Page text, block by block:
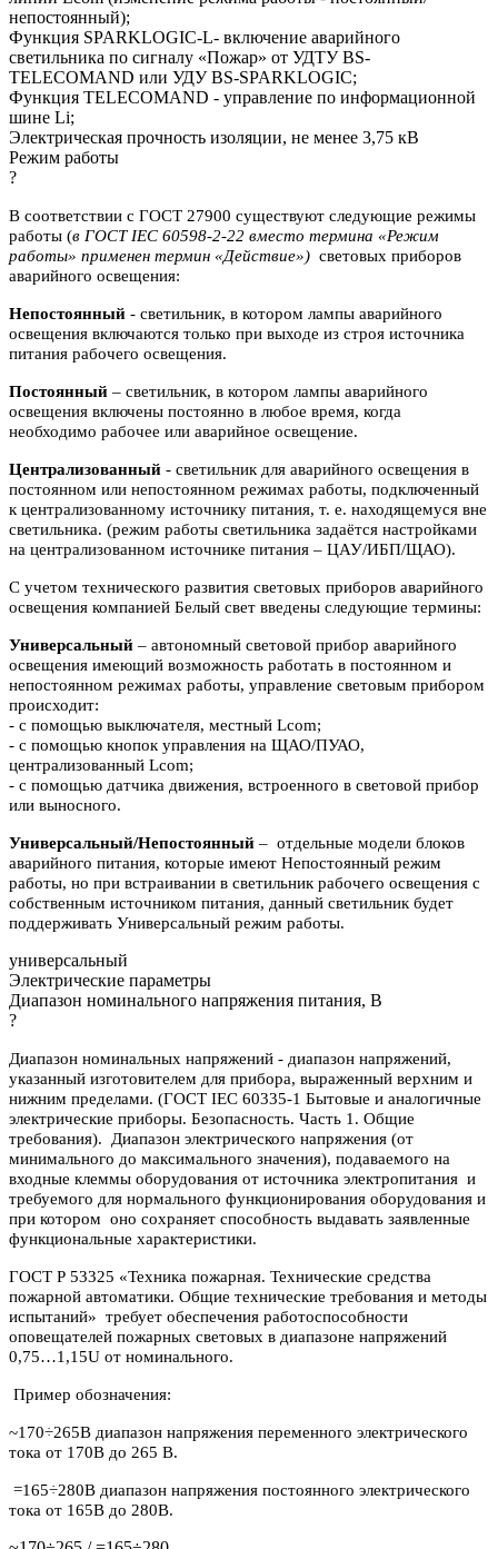
непостоянный);
Функция SPARKLOGIC-L- включение аварийного
светильника по сигналу «Пожар» от УДТУ BS-
TELECOMAND или УДУ BS-SPARKLOGIC;
Функция TELECOMAND - управление по информационной
шине Li;
Электрическая прочность изоляции, не менее 3,75 кВ
Режим работы
?
В соответствии с ГОСТ 27900 существуют следующие режимы
работы (в ГОСТ IEC 60598-2-22 вместо термина «Режим
работы» применен термин «Действие») световых приборов
аварийного освещения:
Непостоянный - светильник, в котором лампы аварийного
освещения включаются только при выходе из строя источника
питания рабочего освещения.
Постоянный – светильник, в котором лампы аварийного
освещения включены постоянно в любое время, когда
необходимо рабочее или аварийное освещение.
Централизованный - светильник для аварийного освещения в
постоянном или непостоянном режимах работы, подключенный
к централизованному источнику питания, т. е. находящемуся вне
светильника. (режим работы светильника задаётся настройками
на централизованном источнике питания – ЦАУ/ИБП/ЩАО).
С учетом технического развития световых приборов аварийного
освещения компанией Белый свет введены следующие термины:
Универсальный – автономный световой прибор аварийного
освещения имеющий возможность работать в постоянном и
непостоянном режимах работы, управление световым прибором
происходит:
- с помощью выключателя, местный Lcom;
- с помощью кнопок управления на ЩАО/ПУАО,
централизованный Lcom;
- с помощью датчика движения, встроенного в световой прибор
или выносного.
Универсальный/Непостоянный – отдельные модели блоков
аварийного питания, которые имеют Непостоянный режим
работы, но при встраивании в светильник рабочего освещения с
собственным источником питания, данный светильник будет
поддерживать Универсальный режим работы.
универсальный
Электрические параметры
Диапазон номинального напряжения питания, В
?
Диапазон номинальных напряжений - диапазон напряжений,
указанный изготовителем для прибора, выраженный верхним и
нижним пределами. (ГОСТ IEC 60335-1 Бытовые и аналогичные
электрические приборы. Безопасность. Часть 1. Общие
требования). Диапазон электрического напряжения (от
минимального до максимального значения), подаваемого на
входные клеммы оборудования от источника электропитания и
требуемого для нормального функционирования оборудования и
при котором оно сохраняет способность выдавать заявленные
функциональные характеристики.
ГОСТ Р 53325 «Техника пожарная. Технические средства
пожарной автоматики. Общие технические требования и методы
испытаний» требует обеспечения работоспособности
оповещателей пожарных световых в диапазоне напряжений
0,75…1,15U от номинального.
Пример обозначения:
~170÷265В диапазон напряжения переменного электрического
тока от 170В до 265 В.
=165÷280В диапазон напряжения постоянного электрического
тока от 165В до 280В.